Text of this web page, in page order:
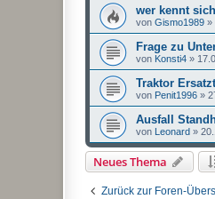
wer kennt
von Gismo1989 »
Frage zu
von Konsti4 »
Traktor
von Penit1996 »
Ausfall
von Leonard »
Neues Thema
Zurück zur Foren-